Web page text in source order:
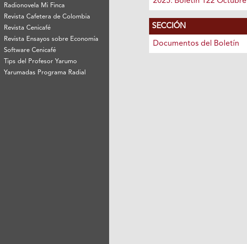
Radionovela Mi Finca
Revista Cafetera de Colombia
Revista Cenicafé
Revista Ensayos sobre Economía
Software Cenicafé
Tips del Profesor Yarumo
Yarumadas Programa Radial
SECCIÓN
Documentos del Boletín